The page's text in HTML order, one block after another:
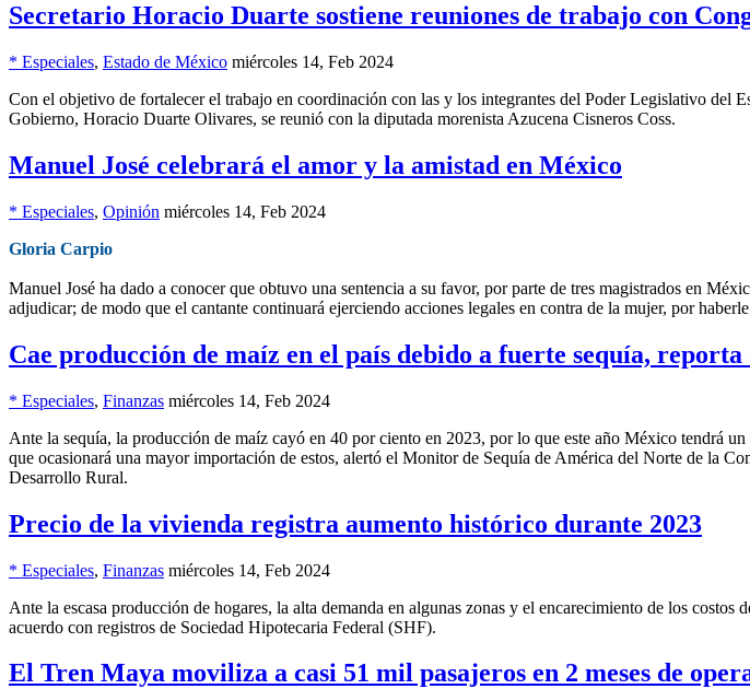
Secretario Horacio Duarte sostiene reuniones de trabajo con
* Especiales, Estado de México miércoles 14, Feb 2024
Con el objetivo de fortalecer el trabajo en coordinación con las y los integrantes del Poder Legislativo
Gobierno, Horacio Duarte Olivares, se reunió con la diputada morenista Azucena Cisneros Coss.
Manuel José celebrará el amor y la amistad en México
* Especiales, Opinión miércoles 14, Feb 2024
Gloria Carpio
Manuel José ha dado a conocer que obtuvo una sentencia a su favor, por parte de tres magistrados en
adjudicar; de modo que el cantante continuará ejerciendo acciones legales en contra de la mujer, por
Cae producción de maíz en el país debido a fuerte sequía, reporta
* Especiales, Finanzas miércoles 14, Feb 2024
Ante la sequía, la producción de maíz cayó en 40 por ciento en 2023, por lo que este año México tendrá
que ocasionará una mayor importación de estos, alertó el Monitor de Sequía de América del Norte de la
Desarrollo Rural.
Precio de la vivienda registra aumento histórico durante 2023
* Especiales, Finanzas miércoles 14, Feb 2024
Ante la escasa producción de hogares, la alta demanda en algunas zonas y el encarecimiento de los
acuerdo con registros de Sociedad Hipotecaria Federal (SHF).
El Tren Maya moviliza a casi 51 mil pasajeros en 2 meses de